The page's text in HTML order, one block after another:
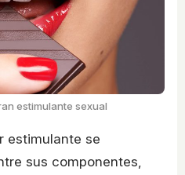
estimulante sexual
estimulante se
sus componentes,